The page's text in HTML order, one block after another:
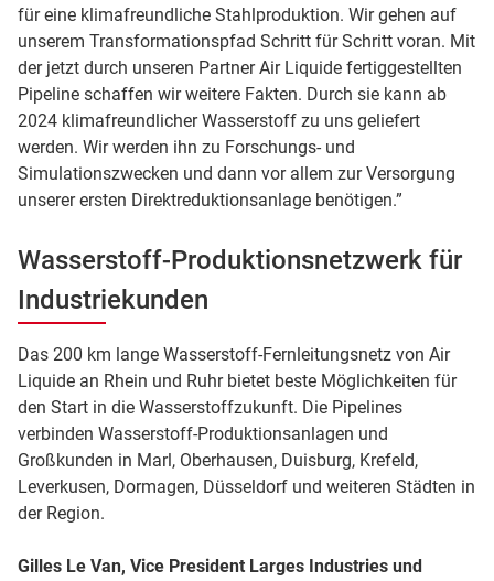
für eine klimafreundliche Stahlproduktion. Wir gehen auf
unserem Transformationspfad Schritt für Schritt voran. Mit
der jetzt durch unseren Partner Air Liquide fertiggestellten
Pipeline schaffen wir weitere Fakten. Durch sie kann ab
2024 klimafreundlicher Wasserstoff zu uns geliefert
werden. Wir werden ihn zu Forschungs- und
Simulationszwecken und dann vor allem zur Versorgung
unserer ersten Direktreduktionsanlage benötigen.”
Wasserstoff-Produktionsnetzwerk für
Industriekunden
Das 200 km lange Wasserstoff-Fernleitungsnetz von Air
Liquide an Rhein und Ruhr bietet beste Möglichkeiten für
den Start in die Wasserstoffzukunft. Die Pipelines
verbinden Wasserstoff-Produktionsanlagen und
Großkunden in Marl, Oberhausen, Duisburg, Krefeld,
Leverkusen, Dormagen, Düsseldorf und weiteren Städten in
der Region.
Gilles Le Van, Vice President Larges Industries und